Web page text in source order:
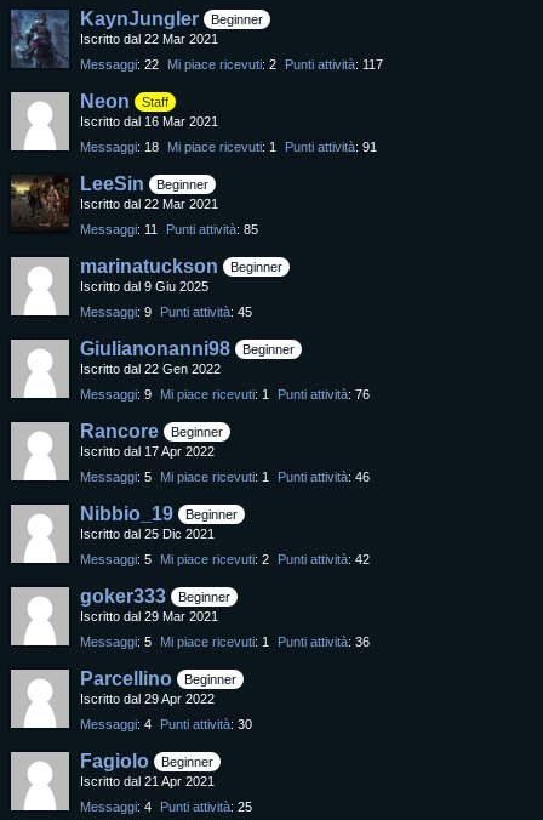
KaynJungler
Beginner
Iscritto dal 22 Mar 2021
Messaggi 22 Mi piace ricevuti 2 Punti attività 117
Neon
Staff
Iscritto dal 16 Mar 2021
Messaggi 18 Mi piace ricevuti 1 Punti attività 91
LeeSin
Beginner
Iscritto dal 22 Mar 2021
Messaggi 11 Punti attività 85
marinatuckson
Beginner
Iscritto dal 9 Giu 2025
Messaggi 9 Punti attività 45
Giulianonanni98
Beginner
Iscritto dal 22 Gen 2022
Messaggi 9 Mi piace ricevuti 1 Punti attività 76
Rancore
Beginner
Iscritto dal 17 Apr 2022
Messaggi 5 Mi piace ricevuti 1 Punti attività 46
Nibbio_19
Beginner
Iscritto dal 25 Dic 2021
Messaggi 5 Mi piace ricevuti 2 Punti attività 42
goker333
Beginner
Iscritto dal 29 Mar 2021
Messaggi 5 Mi piace ricevuti 1 Punti attività 36
Parcellino
Beginner
Iscritto dal 29 Apr 2022
Messaggi 4 Punti attività 30
Fagiolo
Beginner
Iscritto dal 21 Apr 2021
Messaggi 4 Punti attività 25